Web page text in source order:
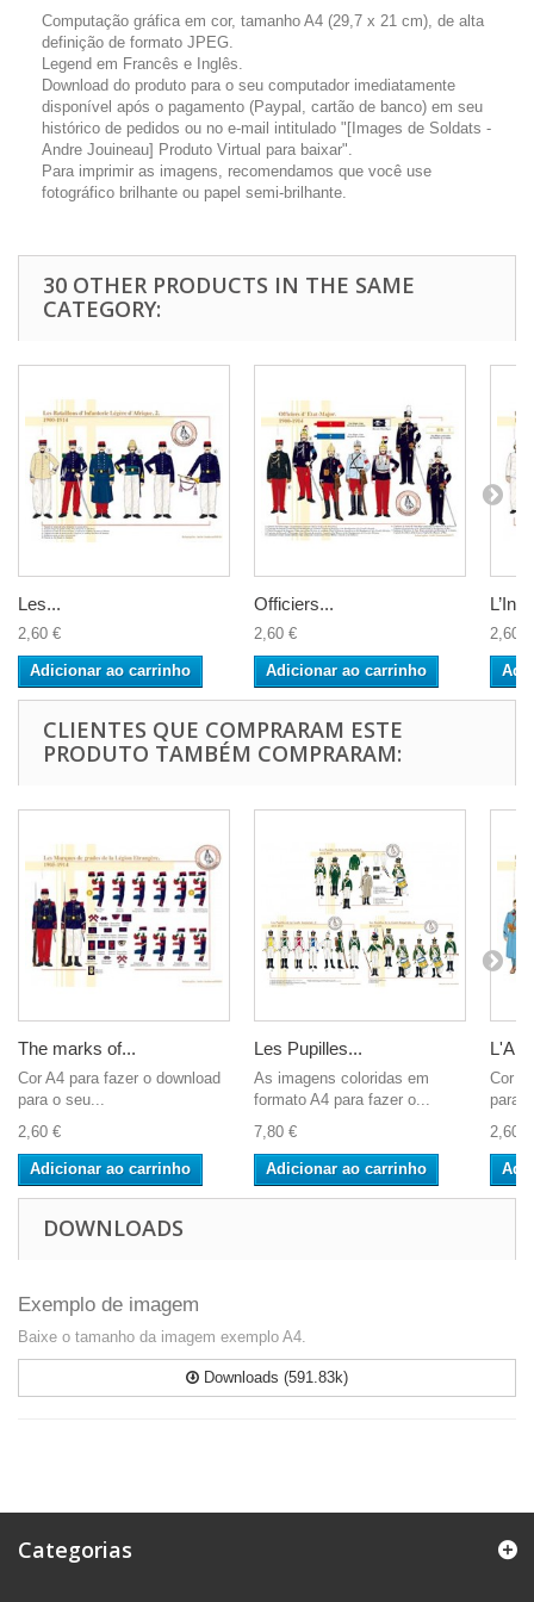
Computação gráfica em cor, tamanho A4 (29,7 x 21 cm), de alta
definição de formato JPEG.
Legend em Francês e Inglês.
Download do produto para o seu computador imediatamente
disponível após o pagamento (Paypal, cartão de banco) em seu
histórico de pedidos ou no e-mail intitulado "[Images de Soldats -
Andre Jouineau] Produto Virtual para baixar".
Para imprimir as imagens, recomendamos que você use
fotográfico brilhante ou papel semi-brilhante.
30 OTHER PRODUCTS IN THE SAME
CATEGORY:
Les...
2,60 €
Adicionar ao carrinho
Officiers...
2,60 €
Adicionar ao carrinho
2,60 €
CLIENTES QUE COMPRARAM ESTE
PRODUTO TAMBÉM COMPRARAM:
The marks of...
Cor A4 para fazer o download
para o seu...
2,60 €
Adicionar ao carrinho
Les Pupilles...
As imagens coloridas em
formato A4 para fazer o...
7,80 €
Adicionar ao carrinho
Cor
para
2,60 €
DOWNLOADS
Exemplo de imagem
Baixe o tamanho da imagem exemplo A4.
Downloads (591.83k)
Categorias